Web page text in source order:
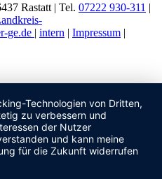
Rastatt | Tel. 07222 930-311 |
ge.de | intern | Impressum |
Technologien von Dritten,
zu verbessern und
der Nutzer
und kann meine
für die Zukunft widerrufen